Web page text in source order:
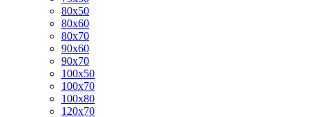
80x50
80x60
80x70
90x60
90x70
100x50
100x70
100x80
120x70